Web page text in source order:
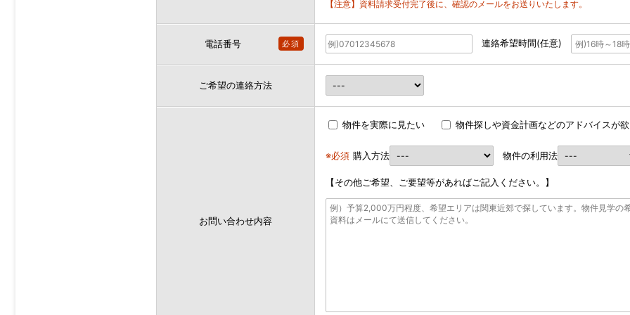
【注意】資料請求受付完了後に、確認のメールをお送りいたします。
電話番号 必須 連絡希望時間(任意)
ご希望の連絡方法
お問い合わせ内容
物件を実際に見たい 物件探しや資金計画などのアドバイスが
※必須 購入方法 物件の利用法
【その他ご希望、ご要望等があればご記入ください。】